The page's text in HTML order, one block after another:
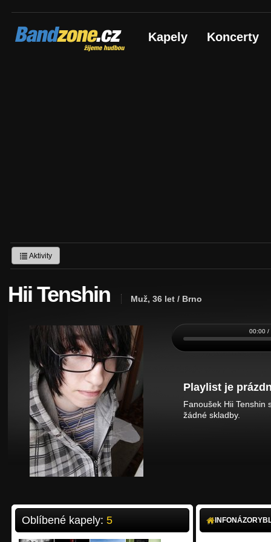
Bandzone.cz
žijeme hudbou Kapely Koncerty
Aktivity
Hii Tenshin Muž, 36 let / Brno
00:00 /
Playlist je
Fanoušek Hii Tenshin
žádné skladby.
Oblíbené kapely: 5 INFONÁZORY